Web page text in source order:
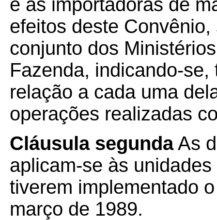
e as importadoras de
efeitos deste
conjunto dos
Fazenda, indicando-
relação a cada uma
operações realizadas
Cláusula segundaAs
aplicam-se às
tiverem implementado
março de 1989.